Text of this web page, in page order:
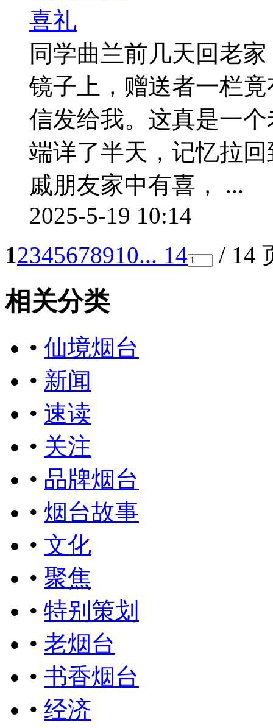
同学曲兰前几天回老
镜子上，赠送者一栏
信发给我。这真是一
端详了半天，记忆拉
戚朋友家中有喜， ...
2025-5-19 10:14
12345678910... 14 / 14
相关分类
• 仙境烟台
• 新闻
• 速读
• 关注
• 品牌烟台
• 烟台故事
• 文化
• 聚焦
• 特别策划
• 老烟台
• 书香烟台
• 经济